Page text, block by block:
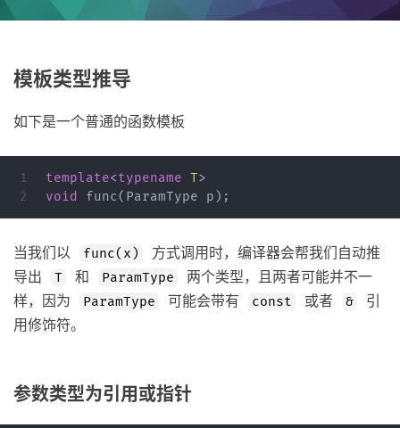
模板类型推导
如下是一个普通的函数模板
1
template<typename T>
void
func( ParamType p );
当我们以 func(x)
方式调用时，编译器会帮我们自动推
导出
T 和 ParamType
两个类型，且两者可能并不一
样，因为
ParamType 可能会带有 const 或者 &
引
用修饰符。
参数类型为引用或指针